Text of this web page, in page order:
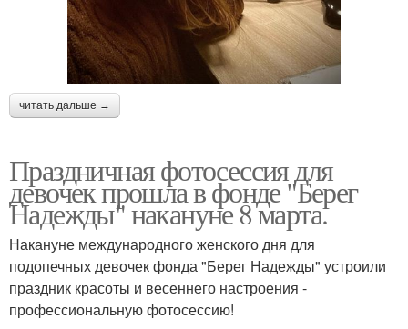
читать дальше →
Праздничная фотосессия для
девочек прошла в фонде "Берег
Надежды" накануне 8 марта.
Накануне международного женского дня для
подопечных девочек фонда "Берег Надежды" устроили
праздник красоты и весеннего настроения -
профессиональную фотосессию!